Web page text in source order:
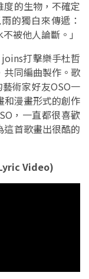
度的生物，不確定
的獨白來傳遞：
被他人論斷。」
打擊樂手杜哲
共同編曲製作。歌
術家好友OSO一
和漫畫形式的創作
，一直都很喜歡
首歌畫出很酷的
Video)